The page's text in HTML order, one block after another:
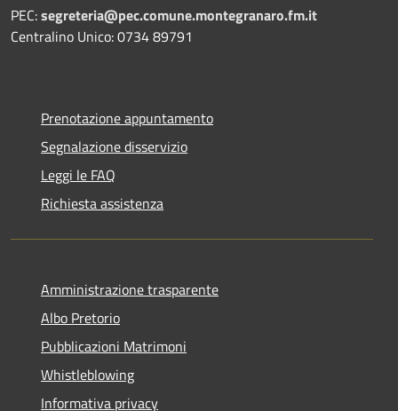
PEC:segreteria@pec.comune.montegranaro.fm.it
Centralino Unico: 0734 89791
Prenotazione appuntamento
Segnalazione disservizio
Leggi le FAQ
Richiesta assistenza
Amministrazione trasparente
Albo Pretorio
Pubblicazioni Matrimoni
Whistleblowing
Informativa privacy